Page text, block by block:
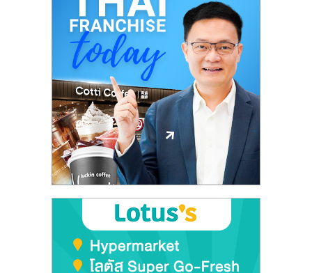
ปรึกษา
การ
ลงทุน
และ
ขยาย